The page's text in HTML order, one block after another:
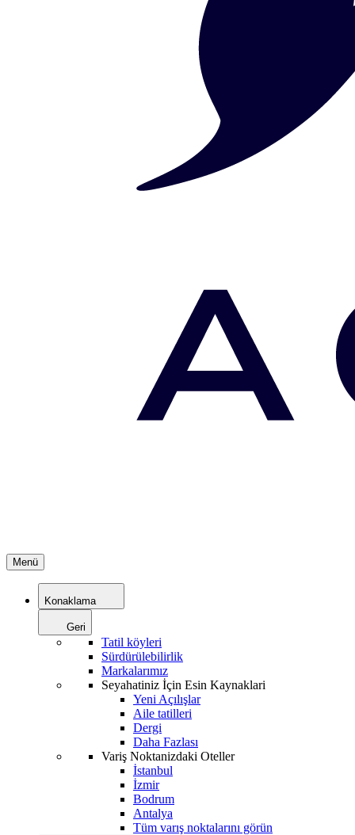
Menü
Konaklama
Geri
Tatil köyleri
Sürdürülebilirlik
Markalarımız
Seyahatiniz İçin Esin Kaynaklari
Yeni Açılışlar
Aile tatilleri
Dergi
Daha Fazlası
Variş Noktanizdaki Oteller
İstanbul
İzmir
Bodrum
Antalya
Tüm varış noktalarını görün